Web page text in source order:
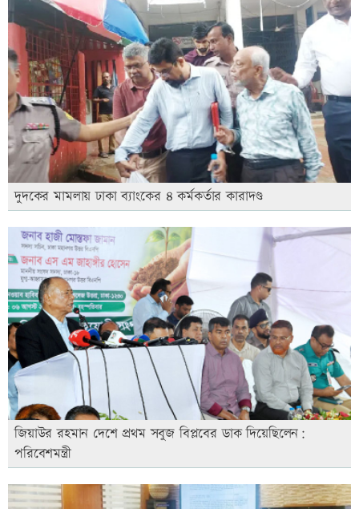
দুদকের মামলায় ঢাকা ব্যাংকের ৪ কর্মকর্তার কারাদণ্ড
জিয়াউর রহমান দেশে প্রথম সবুজ বিপ্লবের ডাক দিয়েছিলেন:
পরিবেশমন্ত্রী